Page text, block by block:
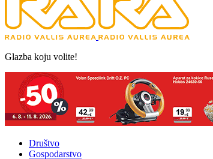
Glazba koju volite!
Društvo
Gospodarstvo